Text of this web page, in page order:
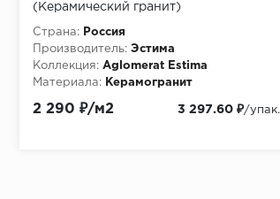
(Керамический гранит)
Страна:
Россия
Производитель: Эстима
Коллекция: Aglomerat Estima
Материала:
Керамогранит
http://pixmosaic.ruКерамогранит
2 290 ₽/м2 3 297.60 ₽/упак.